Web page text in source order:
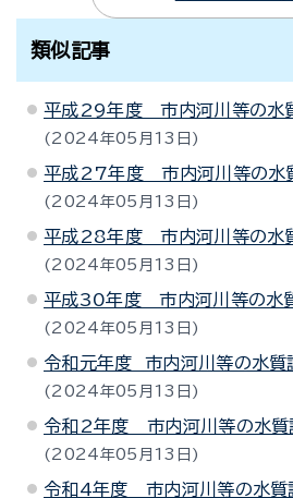
類似記事
平成29年度 市内河川等の水
2024年05月13日
平成27年度 市内河川等の水
2024年05月13日
平成28年度 市内河川等の水
2024年05月13日
平成30年度 市内河川等の水
2024年05月13日
令和元年度 市内河川等の水質
2024年05月13日
令和2年度 市内河川等の水質
2024年05月13日
令和4年度 市内河川等の水質